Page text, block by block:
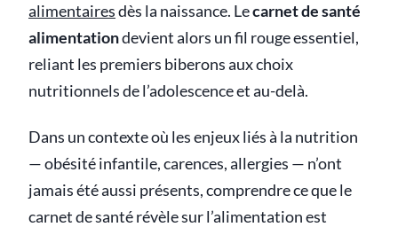
alimentairesdès la naissance. Lecarnet de santé
alimentationdevient alors un fil rouge essentiel,
reliant les premiers biberons aux choix
nutritionnels de l’adolescence et au-delà.
Dans un contexte où les enjeux liés à la nutrition
— obésité infantile, carences, allergies — n’ont
jamais été aussi présents, comprendre ce que le
carnet de santé révèle sur l’alimentation est